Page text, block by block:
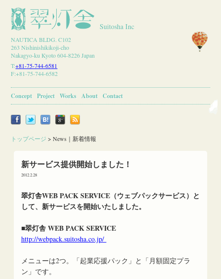
Suitosha Inc
NAUTICA BLDG. C102
263 Nishinishikikoji-cho
Nakagyo-ku Kyoto 604-8226 Japan
T:+81-75-744-6581
F:+81-75-744-6582
Concept Project Works About Contact
トップページ >News｜新着情報
新サービス提供開始しました！
2012.2.28
翠灯舎WEB PACK SERVICE（ウェブパックサービス）と
して、新サービスを開始いたしました。
■翠灯舎 WEB PACK SERVICE
http://webpack.suitosha.co.jp/
メニューは2つ。「起業応援パック」と「月額固定プラ
ン」です。